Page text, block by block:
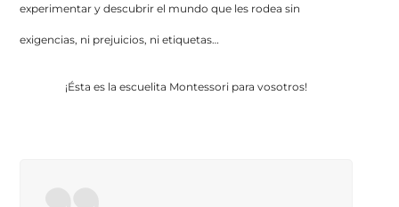
experimentar y descubrir el mundo que les rodea sin
exigencias, ni prejuicios, ni etiquetas…
¡Ésta es la escuelita Montessori para vosotros!